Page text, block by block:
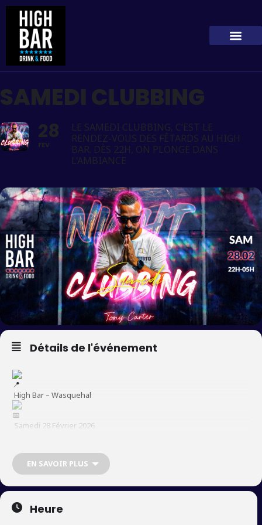
SAMEDI CLUBBING
28
FEV
LE SAMEDI CLUBBING, C’EST LE
RENDEZ-VOUS DES FÊTARDS AU HIGH
BAR. DÈS 22H, ON PLONGE DANS
L’AMBIANCE
Détails de l'événement
High Bar – Wasquehal
Samedi 28 Février 2026
22h – 05h
⸻
EN SAVOIR PLUS
Heure